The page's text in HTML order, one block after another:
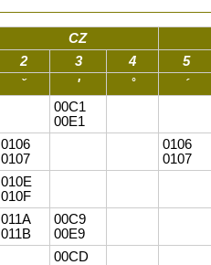
CZ
2 3 4
5
ˇ ʹ ˚
ˊ
00C1
00E1
0106
0107
0106
0107
010E
010F
011A
011B
00C9
00E9
00CD